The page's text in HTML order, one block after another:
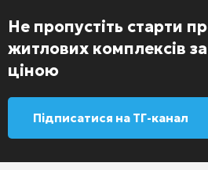
Не пропустіть старти
житлових комплексів
ціною
Підписатися на ТГ-канал